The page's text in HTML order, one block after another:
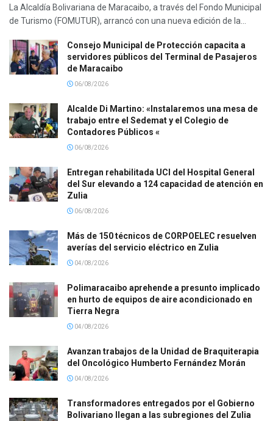
La Alcaldía Bolivariana de Maracaibo, a través del Fondo Municipal
de Turismo (FOMUTUR), arrancó con una nueva edición de la...
Consejo Municipal de Protección capacita a
servidores públicos del Terminal de Pasajeros
de Maracaibo
06/08/2026
Alcalde Di Martino: «Instalaremos una mesa de
trabajo entre el Sedemat y el Colegio de
Contadores Públicos «
06/08/2026
Entregan rehabilitada UCI del Hospital General
del Sur elevando a 124 capacidad de atención en
Zulia
06/08/2026
Más de 150 técnicos de CORPOELEC resuelven
averías del servicio eléctrico en Zulia
04/08/2026
Polimaracaibo aprehende a presunto implicado
en hurto de equipos de aire acondicionado en
Tierra Negra
04/08/2026
Avanzan trabajos de la Unidad de Braquiterapia
del Oncológico Humberto Fernández Morán
04/08/2026
Transformadores entregados por el Gobierno
Bolivariano llegan a las subregiones del Zulia